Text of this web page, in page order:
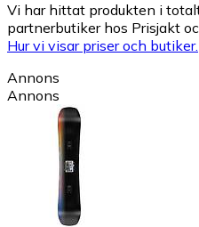
Vi har hittat produkten i
partnerbutiker hos Prisjakt
Hur vi visar priser och butiker.
Annons
Annons